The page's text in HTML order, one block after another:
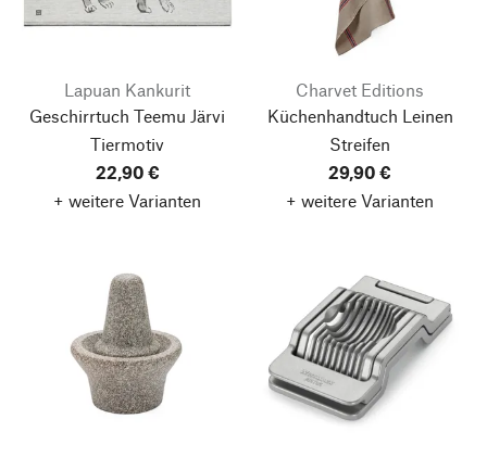
Lapuan Kankurit
Geschirrtuch Teemu Järvi
Tiermotiv
22,90 €
+ weitere Varianten
Charvet Editions
Küchenhandtuch Leinen
Streifen
29,90 €
+ weitere Varianten